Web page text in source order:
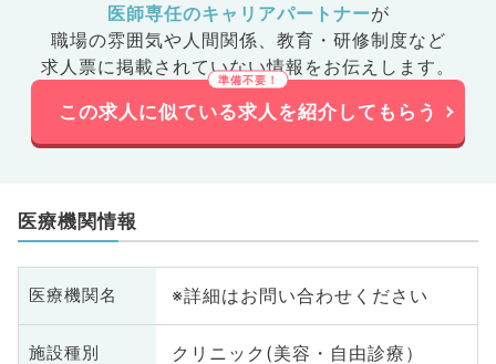
医師専任のキャリアパートナーが
職場の雰囲気や人間関係、 教育・研修制度など
求人票に掲載されていない情報をお伝えします。
この求人に似ている求人を紹介してもらう
医療機関情報
医療機関名 ※詳細はお問い合わせください
施設種別 クリニック(美容・自由診療）